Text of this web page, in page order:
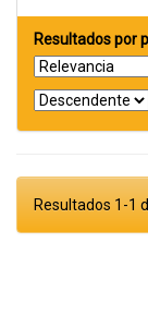
Resultados por
Resultados 1-1